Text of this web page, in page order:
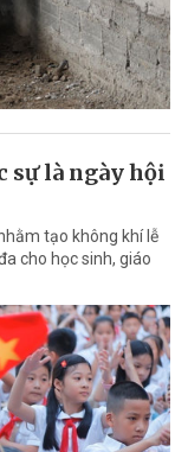
sự là ngày hội
tạo không khí lễ
cho học sinh, giáo